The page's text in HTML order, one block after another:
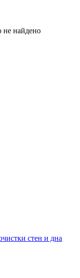
не найдено
стен и дна